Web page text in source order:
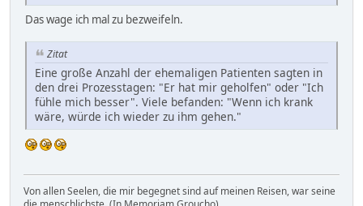
Das wage ich mal zu bezweifeln.
Zitat
Eine große Anzahl der ehemaligen Patienten sagten in
den drei Prozesstagen: "Er hat mir geholfen" oder "Ich
fühle mich besser". Viele befanden: "Wenn ich krank
wäre, würde ich wieder zu ihm gehen."
Von allen Seelen, die mir begegnet sind auf meinen Reisen, war seine